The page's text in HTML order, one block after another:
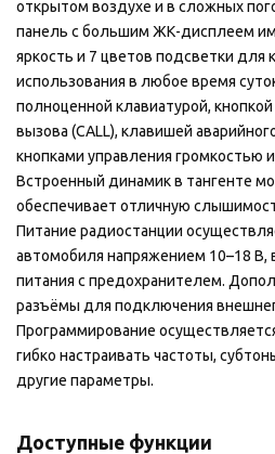
открытом воздухе и в сложных
панель с большим ЖК-дисплеем
яркость и 7 цветов подсветки для
использования в любое время
полноценной клавиатурой,
вызова (CALL), клавишей
кнопками управления громкостью
Встроенный динамик в тангенте
обеспечивает отличную
Питание радиостанции
автомобиля напряжением 10–18 В,
питания с предохранителем.
разъёмы для подключения
Программирование
гибко настраивать частоты,
другие параметры.
Доступные функции